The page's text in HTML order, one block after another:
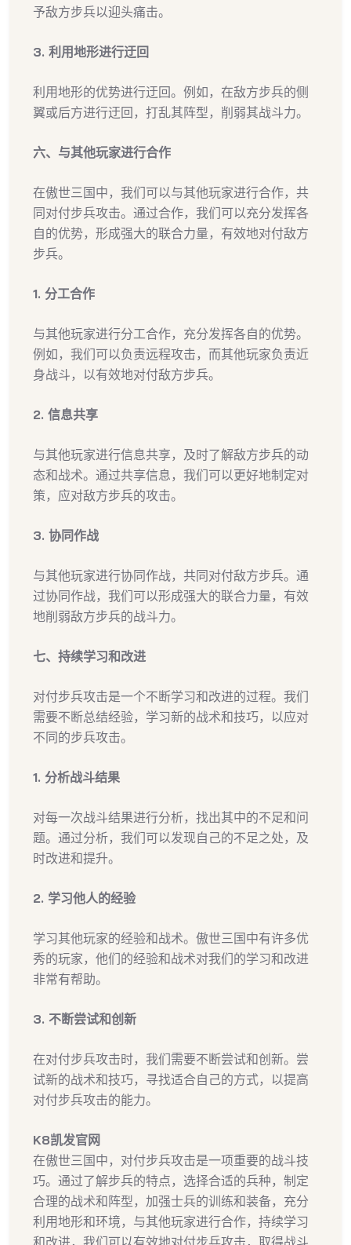
予敌方步兵以迎头痛击。
3. 利用地形进行迂回
利用地形的优势进行迂回。例如，在敌方步兵的侧
翼或后方进行迂回，打乱其阵型，削弱其战斗力。
六、与其他玩家进行合作
在傲世三国中，我们可以与其他玩家进行合作，共
同对付步兵攻击。通过合作，我们可以充分发挥各
自的优势，形成强大的联合力量，有效地对付敌方
步兵。
1. 分工合作
与其他玩家进行分工合作，充分发挥各自的优势。
例如，我们可以负责远程攻击，而其他玩家负责近
身战斗，以有效地对付敌方步兵。
2. 信息共享
与其他玩家进行信息共享，及时了解敌方步兵的动
态和战术。通过共享信息，我们可以更好地制定对
策，应对敌方步兵的攻击。
3. 协同作战
与其他玩家进行协同作战，共同对付敌方步兵。通
过协同作战，我们可以形成强大的联合力量，有效
地削弱敌方步兵的战斗力。
七、持续学习和改进
对付步兵攻击是一个不断学习和改进的过程。我们
需要不断总结经验，学习新的战术和技巧，以应对
不同的步兵攻击。
1. 分析战斗结果
对每一次战斗结果进行分析，找出其中的不足和问
题。通过分析，我们可以发现自己的不足之处，及
时改进和提升。
2. 学习他人的经验
学习其他玩家的经验和战术。傲世三国中有许多优
秀的玩家，他们的经验和战术对我们的学习和改进
非常有帮助。
3. 不断尝试和创新
在对付步兵攻击时，我们需要不断尝试和创新。尝
试新的战术和技巧，寻找适合自己的方式，以提高
对付步兵攻击的能力。
K8凯发官网
在傲世三国中，对付步兵攻击是一项重要的战斗技
巧。通过了解步兵的特点，选择合适的兵种，制定
合理的战术和阵型，加强士兵的训练和装备，充分
利用地形和环境，与其他玩家进行合作，持续学习
和改进，我们可以有效地对付步兵攻击，取得战斗